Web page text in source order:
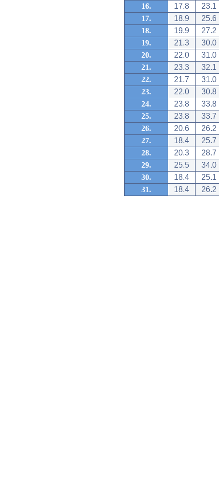
16.
17.8
23.1
17.
18.9
25.6
18.
19.9
27.2
19.
21.3
30.0
20.
22.0
31.0
21.
23.3
32.1
22.
21.7
31.0
23.
22.0
30.8
24.
23.8
33.8
25.
23.8
33.7
26.
20.6
26.2
27.
18.4
25.7
28.
20.3
28.7
29.
25.5
34.0
30.
18.4
25.1
31.
18.4 26.2